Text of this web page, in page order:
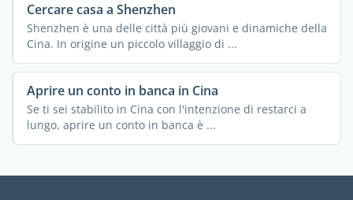
Cercare casa a Shenzhen
Shenzhen è una delle città più giovani e dinamiche della
Cina. In origine un piccolo villaggio di ...
Aprire un conto in banca in Cina
Se ti sei stabilito in Cina con l'intenzione di restarci a
lungo, aprire un conto in banca è ...